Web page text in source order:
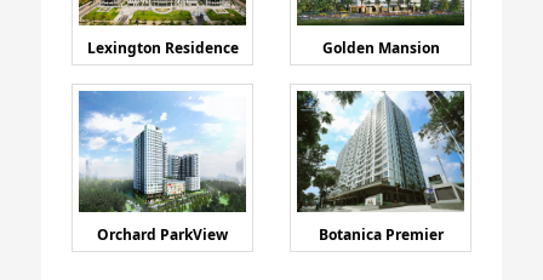
Lexington Residence Golden Mansion
Orchard ParkView Botanica Premier